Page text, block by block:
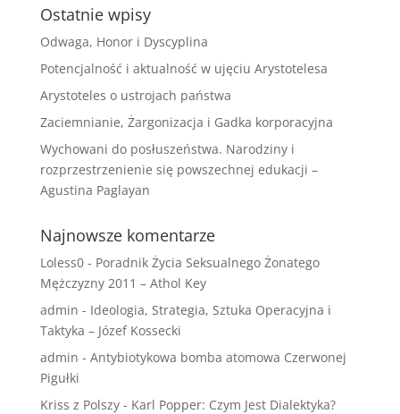
Ostatnie wpisy
Odwaga, Honor i Dyscyplina
Potencjalność i aktualność w ujęciu Arystotelesa
Arystoteles o ustrojach państwa
Zaciemnianie, Żargonizacja i Gadka korporacyjna
Wychowani do posłuszeństwa. Narodziny i
rozprzestrzenienie się powszechnej edukacji –
Agustina Paglayan
Najnowsze komentarze
Loless0- Poradnik Życia Seksualnego Żonatego
Mężczyzny 2011 – Athol Key
admin - Ideologia, Strategia, Sztuka Operacyjna i
Taktyka – Józef Kossecki
admin - Antybiotykowa bomba atomowa Czerwonej
Pigułki
Kriss z Polszy- Karl Popper: Czym Jest Dialektyka?